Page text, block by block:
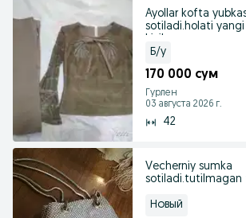
Ayollar kofta
sotiladi.holati
Б/у
170 000 сум
Гурлен
03 августа 2026 г.
42
Vecherniy sumka
sotiladi.tutilmagan
Новый